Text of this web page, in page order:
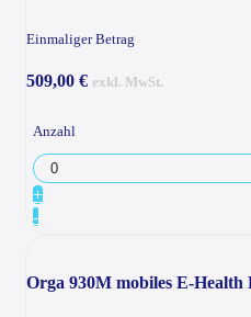
Einmaliger Betrag
509,00 € exkl. MwSt.
Anzahl
+
-
Orga 930M mobiles E-